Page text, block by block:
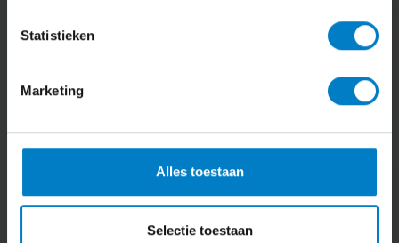
Statistieken
Marketing
Alles toestaan
Selectie toestaan
Verzenden